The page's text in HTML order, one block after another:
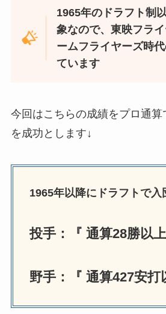
1965年のドラフト制
象なので、東映フラ
ームフライヤーズ時
ています
今回はこちらの成績をプロ通
を成功とします↓
1965年以降にドラフトで入
投手：『 通算28勝以上
野手：『 通算427安打